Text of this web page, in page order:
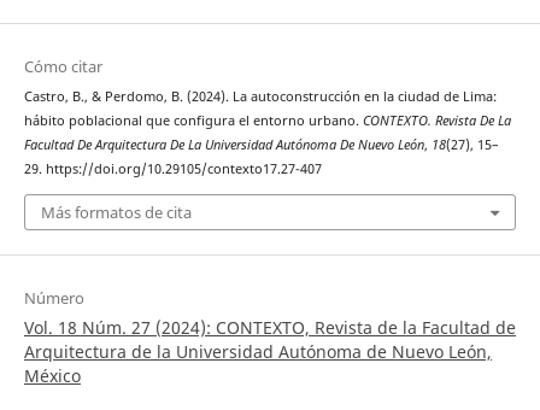
Cómo citar
Castro, B., & Perdomo, B. (2024). La autoconstrucción en la ciudad de Lima:
hábito poblacional que configura el entorno urbano. CONTEXTO. Revista De La
Facultad De Arquitectura De La Universidad Autónoma De Nuevo León, 18(27), 15–
29. https://doi.org/10.29105/contexto17.27-407
Más formatos de cita
Número
Vol. 18 Núm. 27 (2024): CONTEXTO, Revista de la Facultad de
Arquitectura de la Universidad Autónoma de Nuevo León,
México